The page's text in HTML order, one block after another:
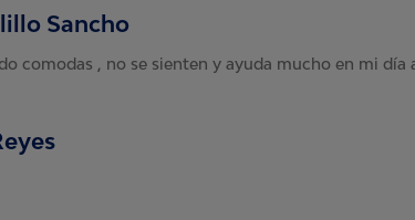
Sancho
comodas , no se sienten y ayuda mucho en mi día